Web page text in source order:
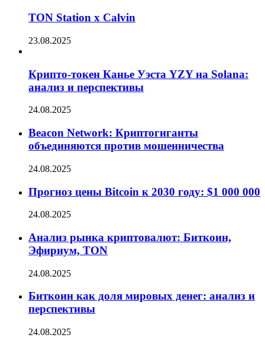
TON Station x Calvin
23.08.2025
Крипто-токен Канье Уэста YZY на Solana:
анализ и перспективы
24.08.2025
Beacon Network: Криптогиганты
объединяются против мошенничества
24.08.2025
Прогноз цены Bitcoin к 2030 году: $1 000 000
24.08.2025
Анализ рынка криптовалют: Биткоин,
Эфириум, TON
24.08.2025
Биткоин как доля мировых денег: анализ и
перспективы
24.08.2025